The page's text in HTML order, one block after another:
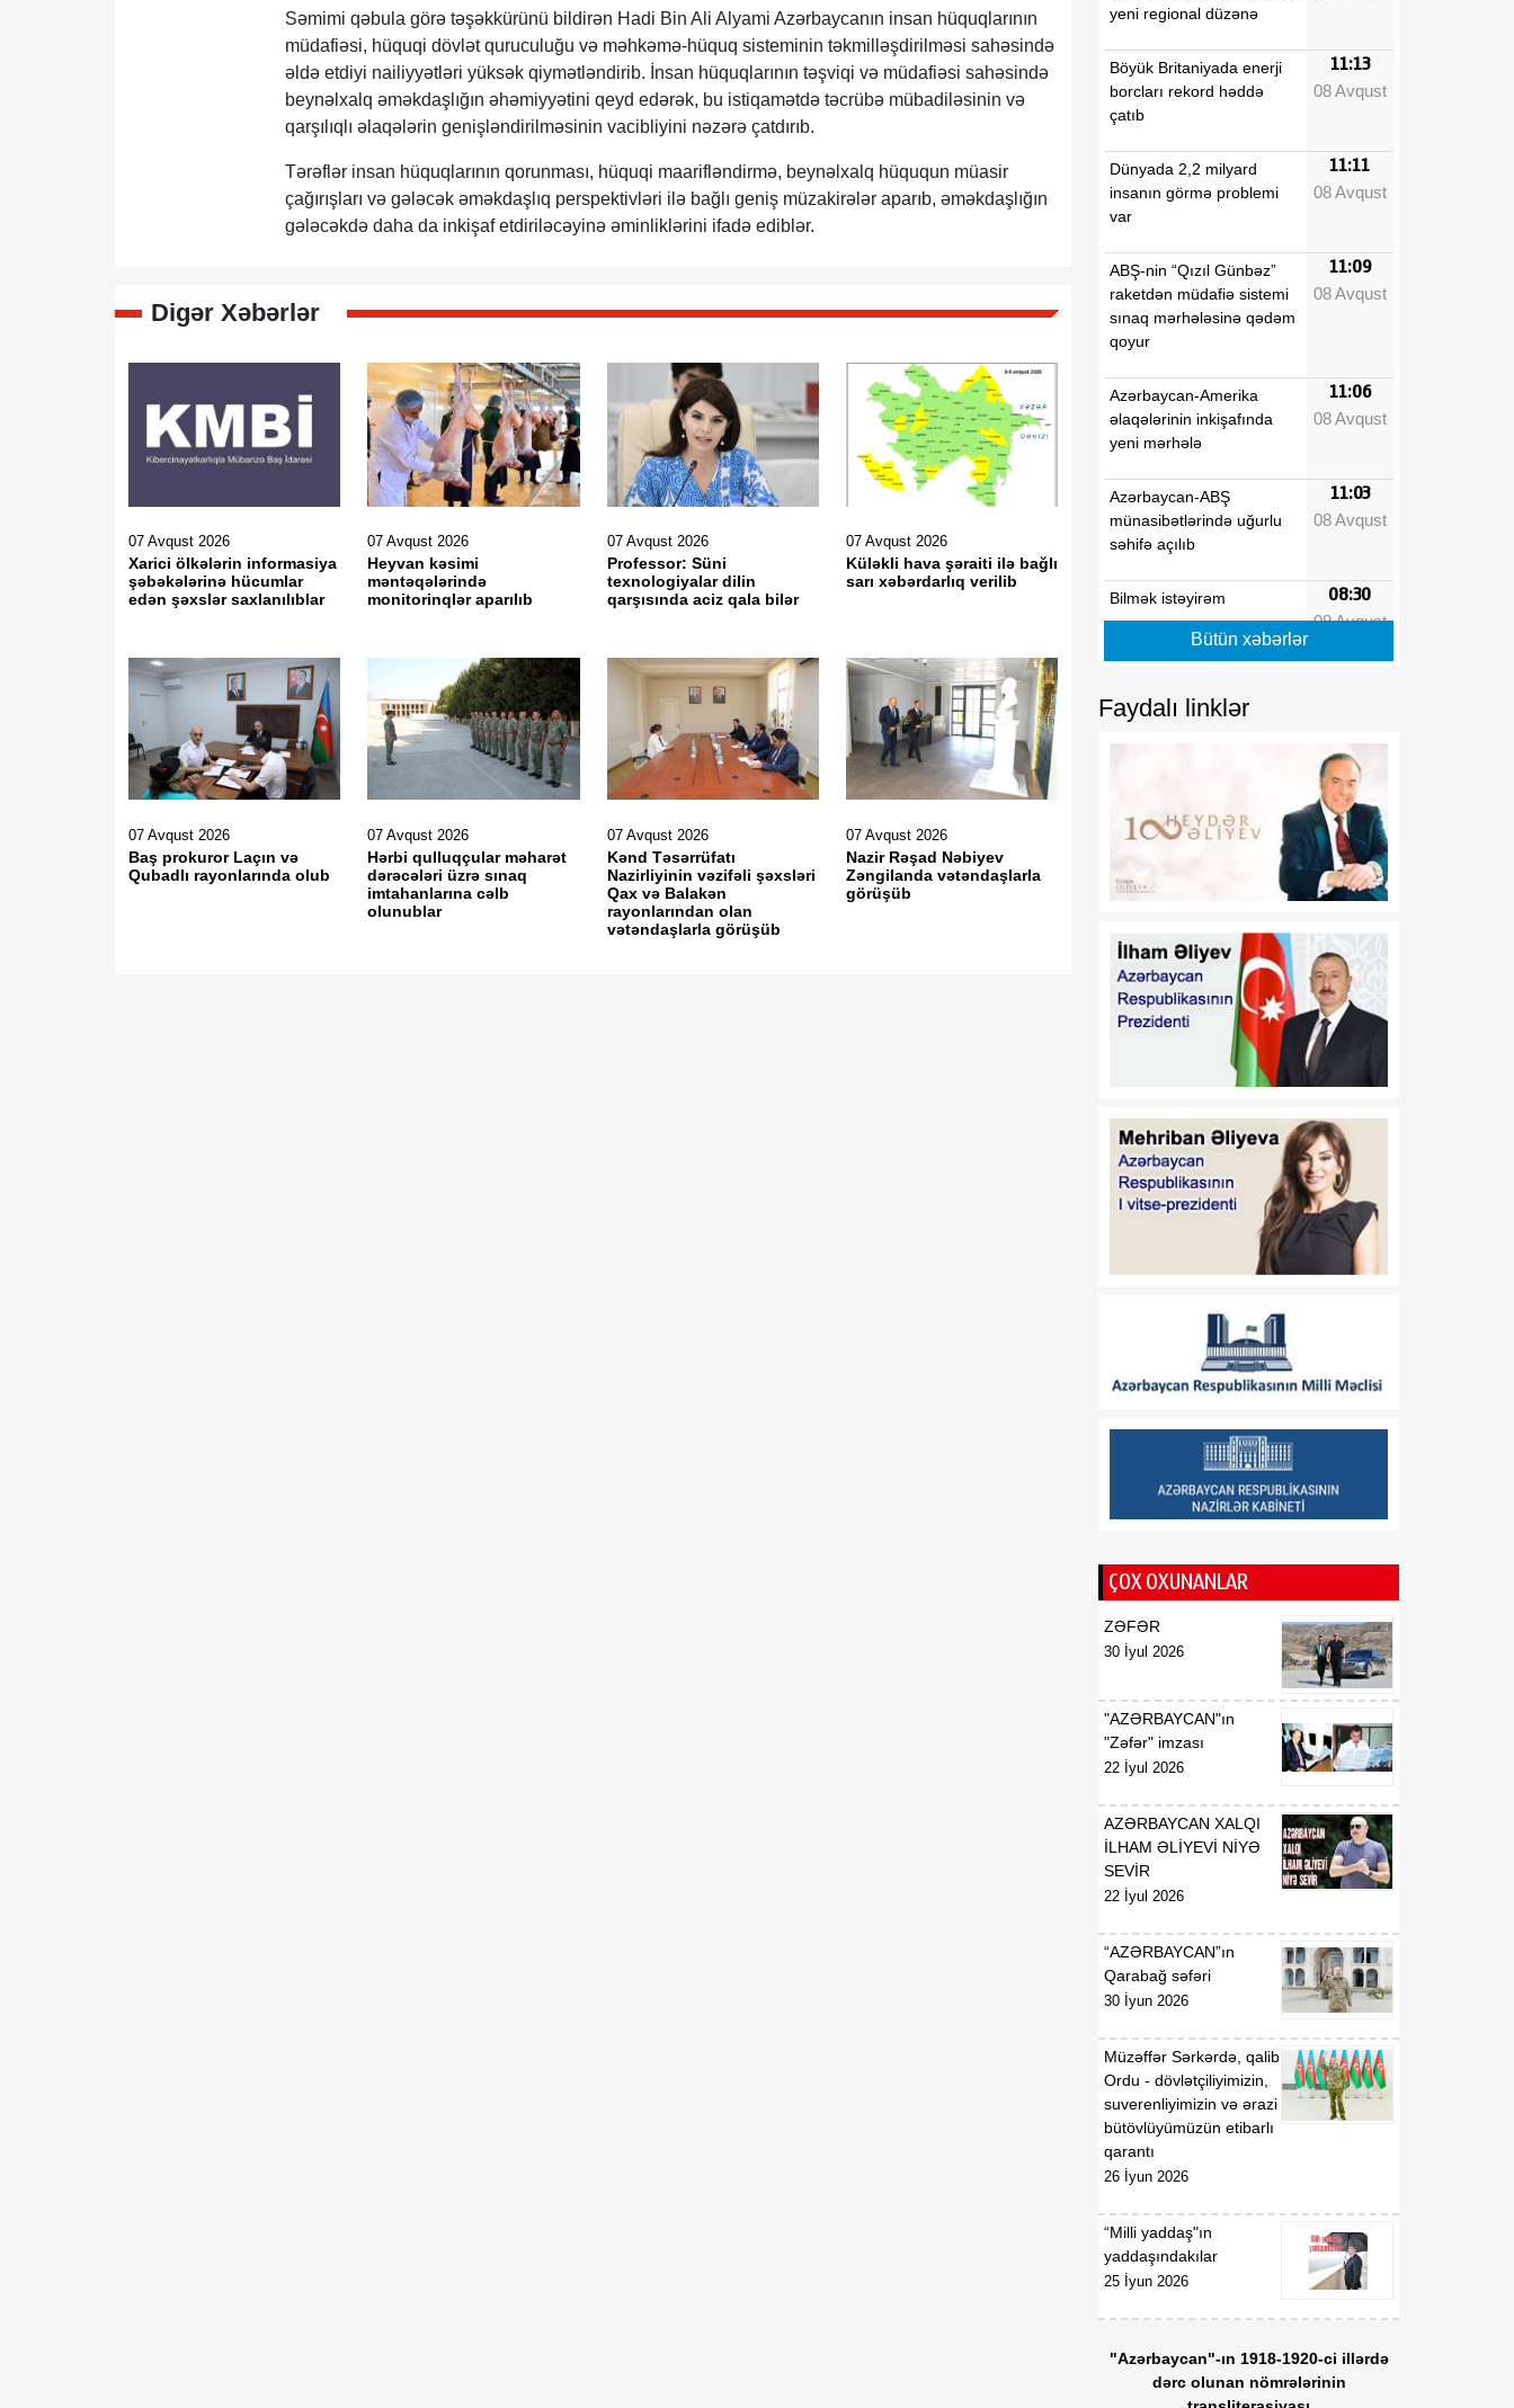
Səmimi qəbula görə təşəkkürünü bildirən Hadi Bin Ali Alyami Azərbaycanın insan hüquqlarının
müdafiəsi, hüquqi dövlət quruculuğu və məhkəmə-hüquq sisteminin təkmilləşdirilməsi sahəsində
əldə etdiyi nailiyyətləri yüksək qiymətləndirib. İnsan hüquqlarının təşviqi və müdafiəsi sahəsində
beynəlxalq əməkdaşlığın əhəmiyyətini qeyd edərək, bu istiqamətdə təcrübə mübadiləsinin və
qarşılıqlı əlaqələrin genişləndirilməsinin vacibliyini nəzərə çatdırıb.
Tərəflər insan hüquqlarının qorunması, hüquqi maarifləndirmə, beynəlxalq hüququn müasir
çağırışları və gələcək əməkdaşlıq perspektivləri ilə bağlı geniş müzakirələr aparıb, əməkdaşlığın
gələcəkdə daha da inkişaf etdiriləcəyinə əminliklərini ifadə ediblər.
Digər Xəbərlər
07 Avqust 2026
Xarici ölkələrin informasiya
şəbəkələrinə hücumlar
edən şəxslər saxlanılıblar
07 Avqust 2026
Heyvan kəsimi
məntəqələrində
monitorinqlər aparılıb
07 Avqust 2026
Professor: Süni
texnologiyalar dilin
qarşısında aciz qala bilər
07 Avqust 2026
Küləkli hava şəraiti ilə bağlı
sarı xəbərdarlıq verilib
07 Avqust 2026
Baş prokuror Laçın və
Qubadlı rayonlarında olub
07 Avqust 2026
Hərbi qulluqçular məharət
dərəcələri üzrə sınaq
imtahanlarına cəlb
olunublar
07 Avqust 2026
Kənd Təsərrüfatı
Nazirliyinin vəzifəli şəxsləri
Qax və Balakən
rayonlarından olan
vətəndaşlarla görüşüb
07 Avqust 2026
Nazir Rəşad Nəbiyev
Zəngilanda vətəndaşlarla
görüşüb
yeni regional düzənə
Böyük Britaniyada enerji
borcları rekord həddə
çatıb
11:13
08 Avqust
Dünyada 2,2 milyard
insanın görmə problemi
var
11:11
08 Avqust
ABŞ-nin “Qızıl Günbəz”
raketdən müdafiə sistemi
sınaq mərhələsinə qədəm
qoyur
11:09
08 Avqust
Azərbaycan-Amerika
əlaqələrinin inkişafında
yeni mərhələ
11:06
08 Avqust
Azərbaycan-ABŞ
münasibətlərində uğurlu
səhifə açılıb
11:03
08 Avqust
Bilmək istəyirəm 08:30
08 Avqust
gücə doğru
Azərbaycanın strateji
08:10
08 Avqust
Azərbaycanın yeni dövlət
diplomatiyasından strateji
təşəbbüskarlığa
08:00
N.Z.Nağdəliyevin
Respublikasının Estoniya
fövqəladə və səlahiyyətli
səfiri təyin edilməsi
haqqında
01:16
08 Avqust
Respublikasının Estoniya
fövqəladə və səlahiyyətli
səfiri vəzifəsindən geri
çağırılması haqqında
01:16
08 Avqust
Respublikasının Pakistan
İslam Respublikasında
fövqəladə və səlahiyyətli
haqqında
Azərbaycan
Respublikasının
zamanda Bruney
Darüssalamda fövqəladə
və səlahiyyətli səfiri
vəzifəsindən geri
çağırılması haqqında
08 Avqust
X.N.Fərhadovun
Respublikasının
Malayziyada fövqəladə və
səlahiyyətli səfiri təyin
edilməsi haqqında
01:14
08 Avqust
Bütün xəbərlər
Faydalı linklər
ÇOX OXUNANLAR
ZƏFƏR
30 İyul 2026
"AZƏRBAYCAN"ın
"Zəfər" imzası
22 İyul 2026
AZƏRBAYCAN XALQI
İLHAM ƏLİYEVİ NİYƏ
SEVİR
22 İyul 2026
“AZƏRBAYCAN”ın
Qarabağ səfəri
30 İyun 2026
Müzəffər Sərkərdə, qalib
Ordu - dövlətçiliyimizin,
suverenliyimizin və ərazi
bütövlüyümüzün etibarlı
qarantı
26 İyun 2026
“Milli yaddaş"ın
yaddaşındakılar
25 İyun 2026
"Azərbaycan"-ın 1918-1920-ci illərdə
dərc olunan nömrələrinin